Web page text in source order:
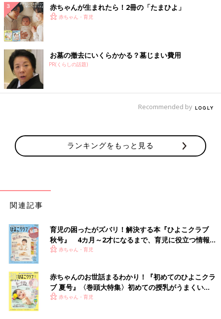
離島診療の医師派遣のスケジュールや、保育士不足
のため育休を2年半取得
2人の子どもたちと一緒に島内を散策。
はどのような生活になるのでしょうか？
真栄田 はい。第1子を妊娠中はそれまでと同じように島医師と
して勤務していました。そして
ェリーで通いました。医師として離島の妊婦生活を経験できたこ
とは、今では診療に役に立っていると思っています。
伊平屋島を出る方法はフェリーのみで、沖縄本島へのフェリーは
赤ちゃんが生まれたら！2冊の「たまひよ」
赤ちゃん・育児
お墓の撤去にいくらかかる？墓じまい費用
PR(くらしの話題)
Recommended by
ランキングをもっと見る
関連記事
育児の困ったがズバリ！解決する本『ひよこクラブ
秋号』 4カ月～2才になるまで、育児に役立つ情報が
いっぱい！
赤ちゃん・育児
赤ちゃんのお世話まるわかり！『初めてのひよこクラ
ブ 夏号』〈巻頭大特集〉初めての授乳がうまくい
く！ おっぱい・ミルクの基本と夏のトラブル 解決テ
赤ちゃん・育児